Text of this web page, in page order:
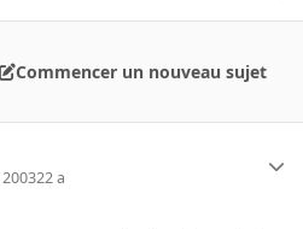
Commencer un nouveau sujet
22 a